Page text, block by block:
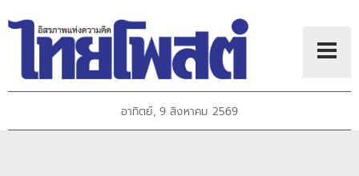
อาทิตย์, 9 สิงหาคม 2569